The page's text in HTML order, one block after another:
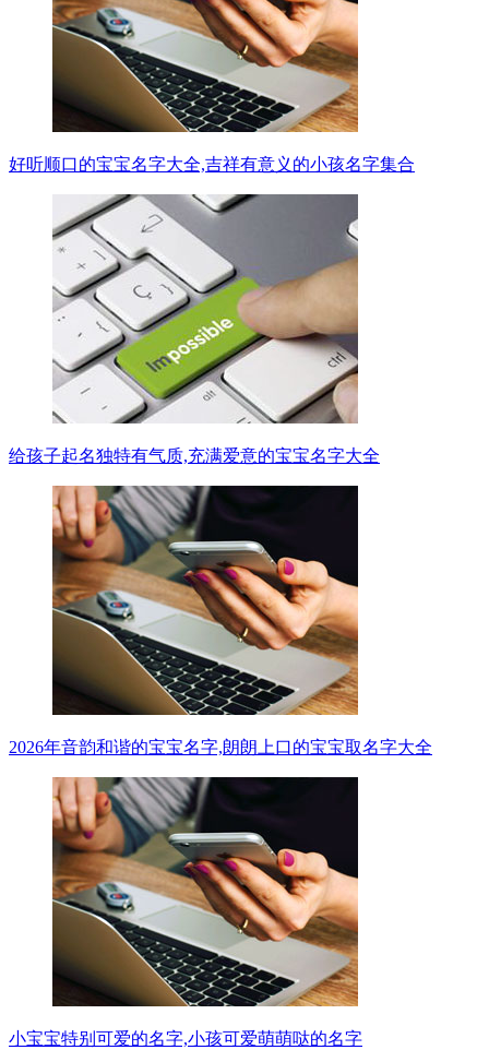
好听顺口的宝宝名字大全,吉祥有意义的小孩名字集合
给孩子起名独特有气质,充满爱意的宝宝名字大全
2026年音韵和谐的宝宝名字,朗朗上口的宝宝取名字大全
小宝宝特别可爱的名字,小孩可爱萌萌哒的名字